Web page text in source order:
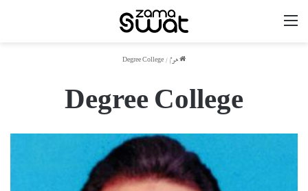
ھوم/
Degree College
Degree College